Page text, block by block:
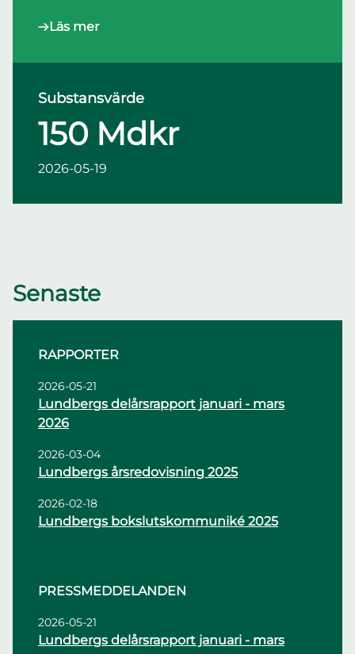
Läs mer
Substansvärde
150 Mdkr
2026-05-19
Senaste
RAPPORTER
2026-05-21
Lundbergs delårsrapport januari - mars
2026
2026-03-04
Lundbergs årsredovisning 2025
2026-02-18
Lundbergs bokslutskommuniké 2025
PRESSMEDDELANDEN
2026-05-21
Lundbergs delårsrapport januari - mars